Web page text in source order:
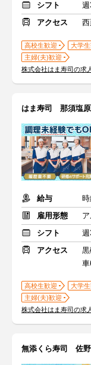
シフト
アクセス
高校生歓迎 大学
主婦(夫)歓迎
株式会社はま寿司の求
はま寿司 那須塩
給与
雇用形態
シフト
アクセス
黒
高校生歓迎 大学
主婦(夫)歓迎
株式会社はま寿司の求
無添くら寿司 佐